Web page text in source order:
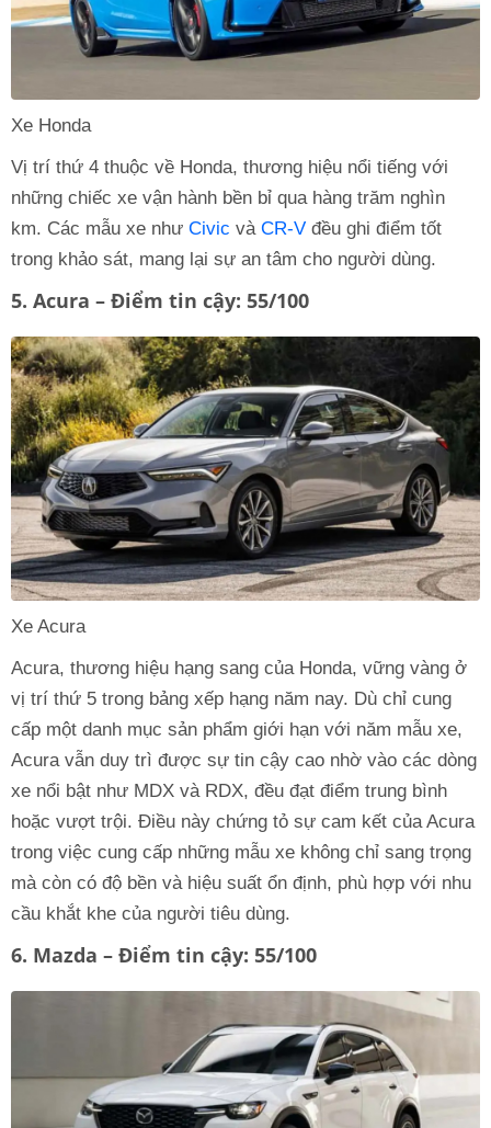
Xe Honda
Vị trí thứ 4 thuộc về Honda, thương hiệu nổi tiếng với
những chiếc xe vận hành bền bỉ qua hàng trăm nghìn
km. Các mẫu xe như Civic và CR-V đều ghi điểm tốt
trong khảo sát, mang lại sự an tâm cho người dùng.
5. Acura – Điểm tin cậy: 55/100
Xe Acura
Acura, thương hiệu hạng sang của Honda, vững vàng ở
vị trí thứ 5 trong bảng xếp hạng năm nay. Dù chỉ cung
cấp một danh mục sản phẩm giới hạn với năm mẫu xe,
Acura vẫn duy trì được sự tin cậy cao nhờ vào các dòng
xe nổi bật như MDX và RDX, đều đạt điểm trung bình
hoặc vượt trội. Điều này chứng tỏ sự cam kết của Acura
trong việc cung cấp những mẫu xe không chỉ sang trọng
mà còn có độ bền và hiệu suất ổn định, phù hợp với nhu
cầu khắt khe của người tiêu dùng.
6. Mazda – Điểm tin cậy: 55/100